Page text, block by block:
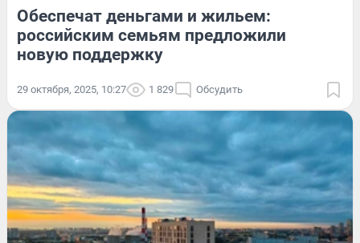
Обеспечат деньгами и жильем:
российским семьям предложили
новую поддержку
29 октября, 2025, 10:27 1 829 Обсудить